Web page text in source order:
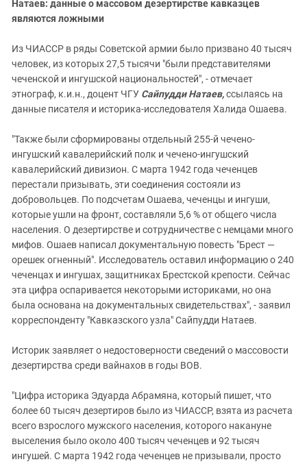
Натаев: данные о массовом дезертирстве кавказцев
являются ложными
Из ЧИАССР в ряды Советской армии было призвано 40 тысяч
человек, из которых 27,5 тысячи "были представителями
чеченской и ингушской национальностей", - отмечает
этнограф, к.и.н., доцент ЧГУ Сайпудди Натаев,ссылаясь на
данные писателя и историка-исследователя Халида Ошаева.
"Также были сформированы отдельный 255-й чечено-
ингушский кавалерийский полк и чечено-ингушский
кавалерийский дивизион. С марта 1942 года чеченцев
перестали призывать, эти соединения состояли из
добровольцев. По подсчетам Ошаева, чеченцы и ингуши,
которые ушли на фронт, составляли 5,6 % от общего числа
населения. О дезертирстве и сотрудничестве с немцами много
мифов. Ошаев написал документальную повесть "Брест —
орешек огненный". Исследователь оставил информацию о 240
чеченцах и ингушах, защитниках Брестской крепости. Сейчас
эта цифра оспаривается некоторыми историками, но она
была основана на документальных свидетельствах", - заявил
корреспонденту "Кавказского узла" Сайпудди Натаев.
Историк заявляет о недостоверности сведений о массовости
дезертирства среди вайнахов в годы ВОВ.
"Цифра историка Эдуарда Абрамяна, который пишет, что
более 60 тысяч дезертиров было из ЧИАССР, взята из расчета
всего взрослого мужского населения, которого накануне
выселения было около 400 тысяч чеченцев и 92 тысяч
ингушей. С марта 1942 года чеченцев не призывали, просто